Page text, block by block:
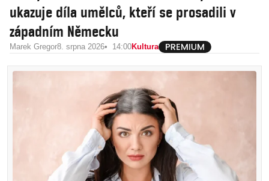
ukazuje díla umělců, kteří se prosadili v
západním Německu
Marek Gregor8. srpna 2026 14:00Kultura